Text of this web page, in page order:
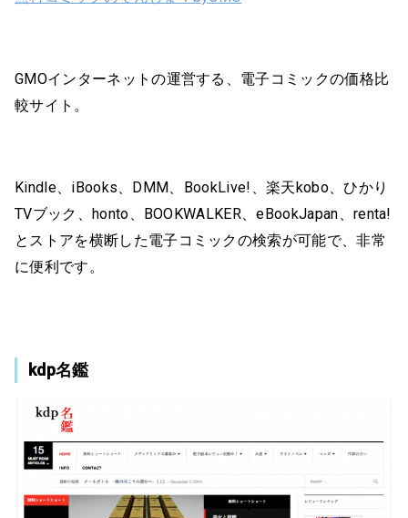
GMOインターネットの運営する、電子コミックの価格比
較サイト。
Kindle、iBooks、DMM、BookLive!、楽天kobo、ひかり
TVブック、honto、BOOKWALKER、eBookJapan、renta!
とストアを横断した電子コミックの検索が可能で、非常
に便利です。
kdp名鑑